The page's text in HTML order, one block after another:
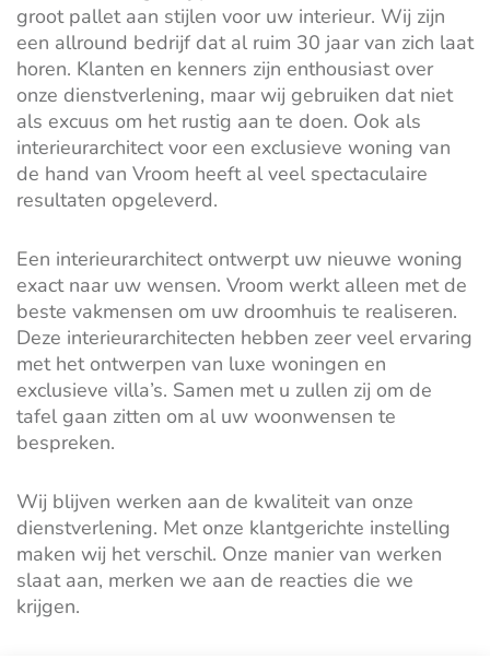
groot pallet aan stijlen voor uw interieur. Wij zijn
een allround bedrijf dat al ruim 30 jaar van zich laat
horen. Klanten en kenners zijn enthousiast over
onze dienstverlening, maar wij gebruiken dat niet
als excuus om het rustig aan te doen. Ook als
interieurarchitect voor een exclusieve woning van
de hand van Vroom heeft al veel spectaculaire
resultaten opgeleverd.
Een interieurarchitect ontwerpt uw nieuwe woning
exact naar uw wensen. Vroom werkt alleen met de
beste vakmensen om uw droomhuis te realiseren.
Deze interieurarchitecten hebben zeer veel ervaring
met het ontwerpen van luxe woningen en
exclusieve villa’s. Samen met u zullen zij om de
tafel gaan zitten om al uw woonwensen te
bespreken.
Wij blijven werken aan de kwaliteit van onze
dienstverlening. Met onze klantgerichte instelling
maken wij het verschil. Onze manier van werken
slaat aan, merken we aan de reacties die we
krijgen.